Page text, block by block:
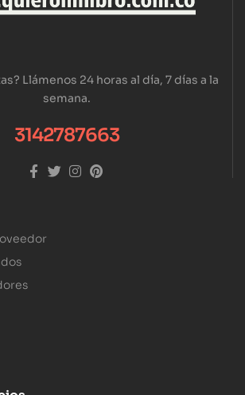
Llámenos 24 horas al día, 7 días a la
semana.
3142787663